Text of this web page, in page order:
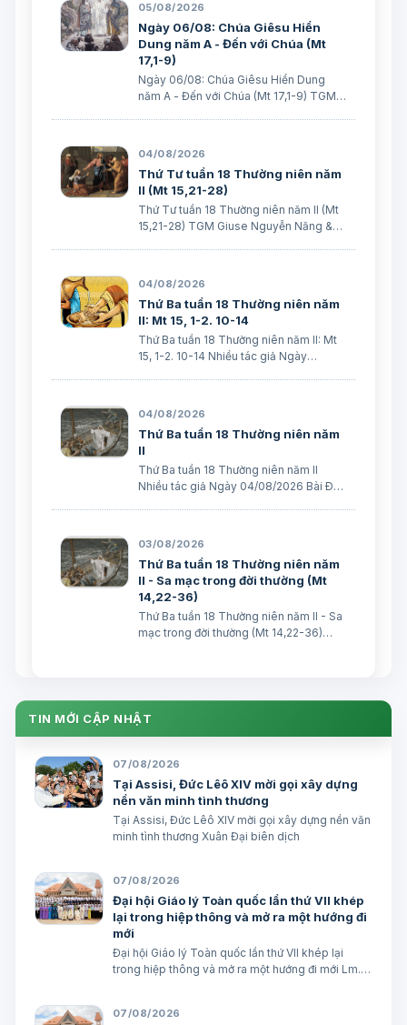
“Khốn cho thành khát má…
05/08/2026
Ngày 06/08: Chúa Giêsu Hiển
Dung năm A - Đến với Chúa (Mt
17,1-9)
Ngày 06/08: Chúa Giêsu Hiển Dung
năm A - Đến với Chúa (Mt 17,1-9) TGM
trắng như tuyết”. Trích sách Tiên tri…
04/08/2026
Thứ Tư tuần 18 Thường niên năm
II (Mt 15,21-28)
Thứ Tư tuần 18 Thường niên năm II (Mt
15,21-28) TGM Giuse Nguyễn Năng &
ngươi bằng mối tình muôn thuở…
04/08/2026
Thứ Ba tuần 18 Thường niên năm
II: Mt 15, 1-2. 10-14
Thứ Ba tuần 18 Thường niên năm II: Mt
15, 1-2. 10-14 Nhiều tác giả Ngày
Nhưng Ta sẽ đem Giacóp về …
04/08/2026
Thứ Ba tuần 18 Thường niên năm
II
Thứ Ba tuần 18 Thường niên năm II
Nhiều tác giả Ngày 04/08/2026 Bài Ðọc
Giacóp về nhà xếp”. Trích sác…
03/08/2026
Thứ Ba tuần 18 Thường niên năm
II - Sa mạc trong đời thường (Mt
14,22-36)
Thứ Ba tuần 18 Thường niên năm II - Sa
mạc trong đời thường (Mt 14,22-36)
(Mt 14, 23) Bài Ðọc I: (Năm II) Gr …
TIN MỚI CẬP NHẬT
07/08/2026
Tại Assisi, Đức Lêô XIV mời gọi xây dựng
nền văn minh tình thương
Tại Assisi, Đức Lêô XIV mời gọi xây dựng nền văn
minh tình thương Xuân Đại biên dịch
07/08/2026
Đại hội Giáo lý Toàn quốc lần thứ VII khép
lại trong hiệp thông và mở ra một hướng đi
mới
Đại hội Giáo lý Toàn quốc lần thứ VII khép lại
trong hiệp thông và mở ra một hướng đi mới Lm.
07/08/2026